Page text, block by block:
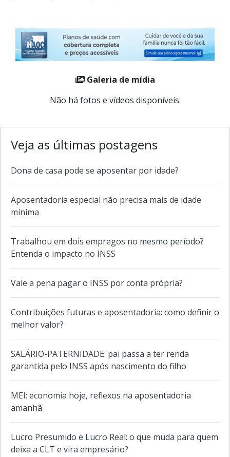
Galeria de mídia
Não há fotos e vídeos disponíveis.
Veja as últimas postagens
Dona de casa pode se aposentar por idade?
Aposentadoria especial não precisa mais de idade
mínima
Trabalhou em dois empregos no mesmo período?
Entenda o impacto no INSS
Vale a pena pagar o INSS por conta própria?
Contribuições futuras e aposentadoria: como definir o
melhor valor?
SALÁRIO-PATERNIDADE: pai passa a ter renda
garantida pelo INSS após nascimento do filho
MEI: economia hoje, reflexos na aposentadoria
amanhã
Lucro Presumido e Lucro Real: o que muda para quem
deixa a CLT e vira empresário?